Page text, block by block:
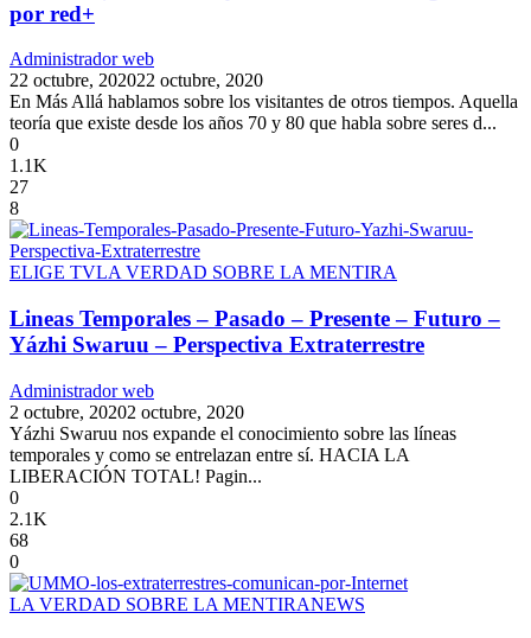
por red+
Administrador web
22 octubre, 202022 octubre, 2020
En Más Allá hablamos sobre los visitantes de otros tiempos. Aquella
teoría que existe desde los años 70 y 80 que habla sobre seres d...
0
1.1K
27
8
ELIGE TVLA VERDAD SOBRE LA MENTIRA
Lineas Temporales – Pasado – Presente – Futuro –
Yázhi Swaruu – Perspectiva Extraterrestre
Administrador web
2 octubre, 20202 octubre, 2020
Yázhi Swaruu nos expande el conocimiento sobre las líneas
temporales y como se entrelazan entre sí. HACIA LA
LIBERACIÓN TOTAL! Pagin...
0
2.1K
68
0
LA VERDAD SOBRE LA MENTIRANEWS